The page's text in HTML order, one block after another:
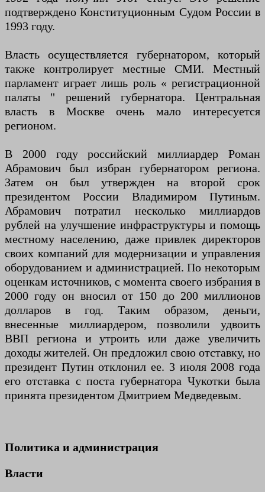
подтверждено Конституционным Судом России в
1993 году.
Власть осуществляется губернатором, который
также контролирует местные СМИ. Местный
парламент играет лишь роль « регистрационной
палаты " решений губернатора. Центральная
власть в Москве очень мало интересуется
регионом.
В 2000 году российский миллиардер Роман
Абрамович был избран губернатором региона.
Затем он был утвержден на второй срок
президентом России Владимиром Путиным.
Абрамович потратил несколько миллиардов
рублей на улучшение инфраструктуры и помощь
местному населению, даже привлек директоров
своих компаний для модернизации и управления
оборудованием и администрацией. По некоторым
оценкам источников, с момента своего избрания в
2000 году он вносил от 150 до 200 миллионов
долларов в год. Таким образом, деньги,
внесенные миллиардером, позволили удвоить
ВВП региона и утроить или даже увеличить
доходы жителей. Он предложил свою отставку, но
президент Путин отклонил ее. 3 июля 2008 года
его отставка с поста губернатора Чукотки была
принята президентом Дмитрием Медведевым.
Политика и администрация
Власти